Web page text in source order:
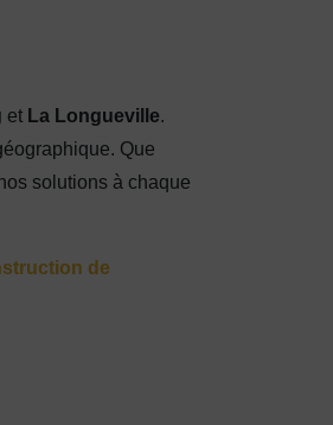
et La Longueville.
Que
solutions à chaque
de